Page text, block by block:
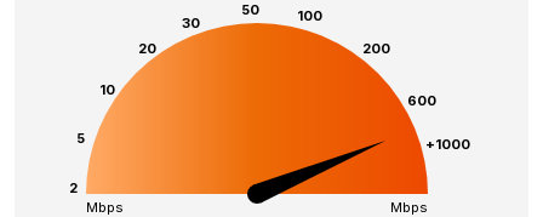
2
5
10
20
30
50
100
200
600
+1000
Mbps Mbps